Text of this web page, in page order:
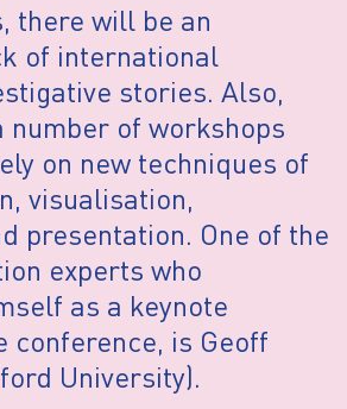
there will be an
of international
stories. Also,
number of workshops
on new techniques of
visualisation,
presentation. One of the
experts who
as a keynote
conference, is Geoff
University).